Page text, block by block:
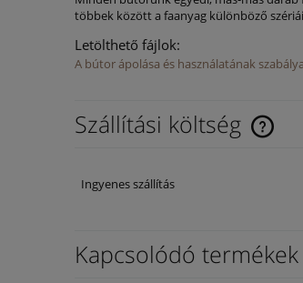
többek között a faanyag különböző
Letölthető fájlok:
A bútor ápolása és használatának
Szállítási költség
Ingyenes szállítás
Kapcsolódó termékek